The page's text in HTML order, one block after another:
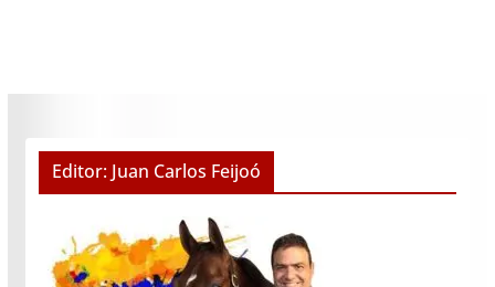
Editor: Juan Carlos Feijoó